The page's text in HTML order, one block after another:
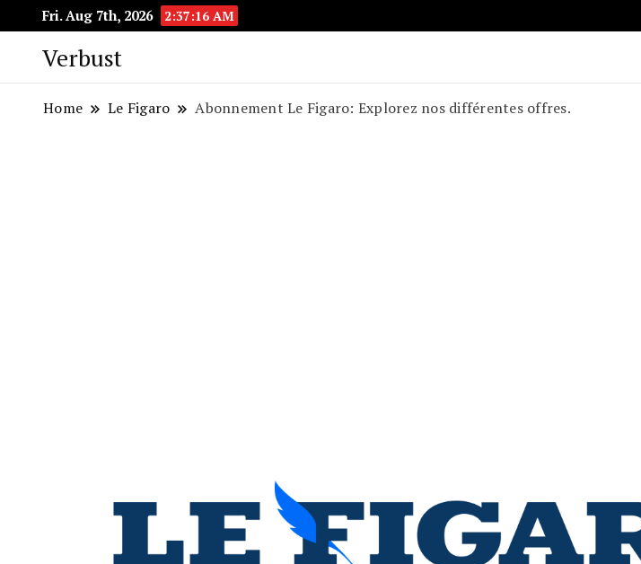
Fri. Aug 7th, 2026 2:37:17 AM
Verbust
Home Le Figaro Abonnement Le Figaro: Explorez nos différentes offres.